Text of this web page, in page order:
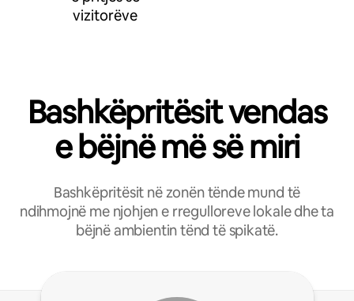
vizitorëve
Bashkëpritësit vendas
e bëjnë më së miri
Bashkëpritësit në zonën tënde mund të
ndihmojnë me njohjen e rregulloreve lokale dhe ta
bëjnë ambientin tënd të spikatë.